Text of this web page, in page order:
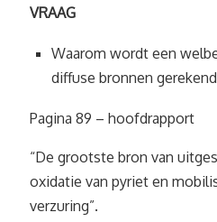
VRAAG
Waarom wordt een
diffuse bronnen
Pagina 89 – hoofdrapport
“De grootste bron van
oxidatie van pyriet en
verzuring”.